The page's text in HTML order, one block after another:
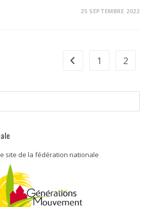
25 SEPTEMBRE 2022
1 2
site de la fédération nationale